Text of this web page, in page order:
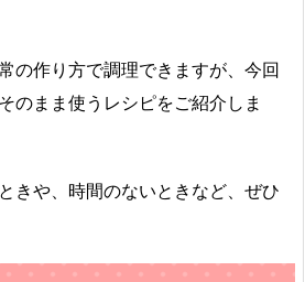
の作り方で調理できますが、今回
のまま使うレシピをご紹介しま
きや、時間のないときなど、ぜひ